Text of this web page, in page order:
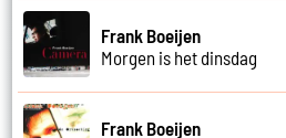
Frank Boeijen
Morgen is het dinsdag
Frank Boeijen